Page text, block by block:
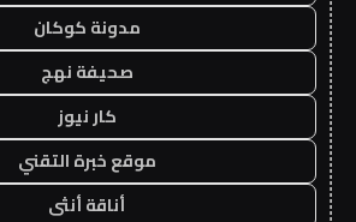
مدونة كوكان
صحيفة نهج
كار نيوز
موقع خبرة التقني
أناقة أنثى